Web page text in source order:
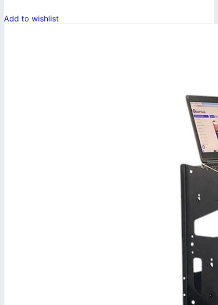
Add to wishlist